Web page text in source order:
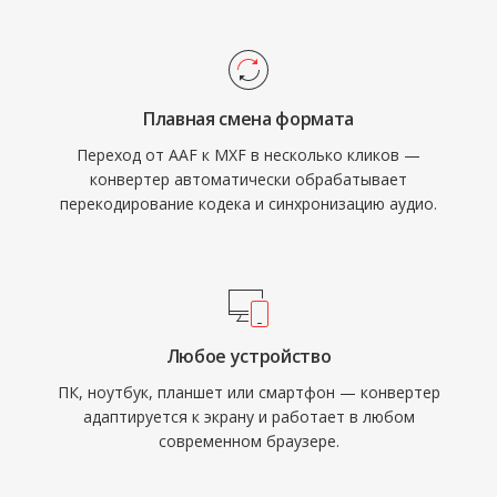
ручную реконструкцию при совместной
работе на разных производственных
платформах.
структурированной схеме кодирования Key-
Length-Value (KLV). Эти метаданные
сопровождают контент через всю
производственную цепочку, снижая риск
потери информации при перемещении
файлов между системами ввода, монтажа,
операционных шаблонов, определяющих
различные уровни сложности — от простых
однообъектных пакетов (OP1a) до сложных
многообъектных плейлистов. Все ведущие
производители вещательного
Плавная смена формата
Переход от AAF к MXF в несколько кликов —
конвертер автоматически обрабатывает
перекодирование кодека и синхронизацию аудио.
Любое устройство
ПК, ноутбук, планшет или смартфон — конвертер
адаптируется к экрану и работает в любом
современном браузере.